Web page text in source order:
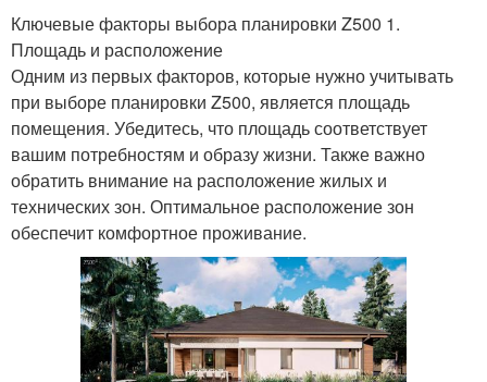
Ключевые факторы выбора планировки Z500 1.
Площадь и расположение
Одним из первых факторов, которые нужно учитывать
при выборе планировки Z500, является площадь
помещения. Убедитесь, что площадь соответствует
вашим потребностям и образу жизни. Также важно
обратить внимание на расположение жилых и
технических зон. Оптимальное расположение зон
обеспечит комфортное проживание.